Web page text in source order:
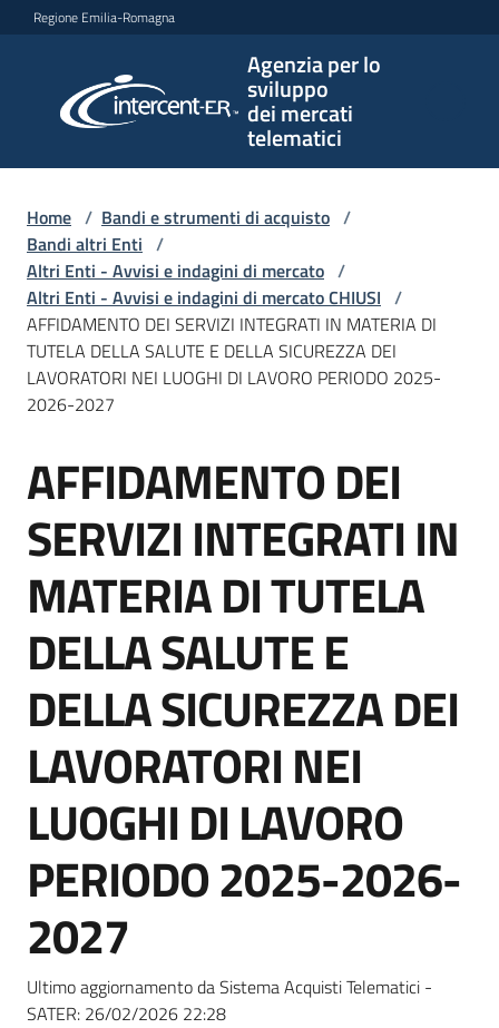
Vai al contenuto
Vai alla navigazione
Vai al footer
Regione Emilia-Romagna
Agenzia per lo
sviluppo
dei mercati
telematici
per lo
sviluppo
telematici
L'Agenzia
Bandi
strumenti
di
Supporto
Piattaforme
telematiche
English
site
Seguici
Home / Bandi e strumenti di acquisto /
Bandi altri Enti /
Altri Enti - Avvisi e indagini di mercato /
Altri Enti - Avvisi e indagini di mercato CHIUSI /
AFFIDAMENTO DEI SERVIZI INTEGRATI IN MATERIA DI
TUTELA DELLA SALUTE E DELLA SICUREZZA DEI
LAVORATORI NEI LUOGHI DI LAVORO PERIODO 2025-
2026-2027
Salta al contenuto
AFFIDAMENTO DEI
SERVIZI INTEGRATI IN
MATERIA DI TUTELA
DELLA SALUTE E
DELLA SICUREZZA DEI
LAVORATORI NEI
LUOGHI DI LAVORO
PERIODO 2025-2026-
2027
Ultimo aggiornamento da Sistema Acquisti Telematici -
SATER: 26/02/2026 22:28